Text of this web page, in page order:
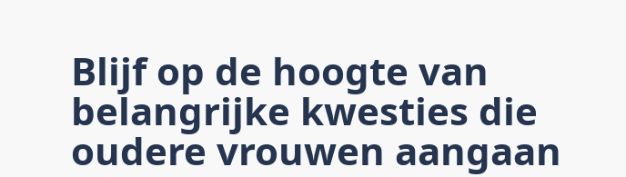
Blijf op de hoogte van
belangrijke kwesties die
oudere vrouwen aangaan